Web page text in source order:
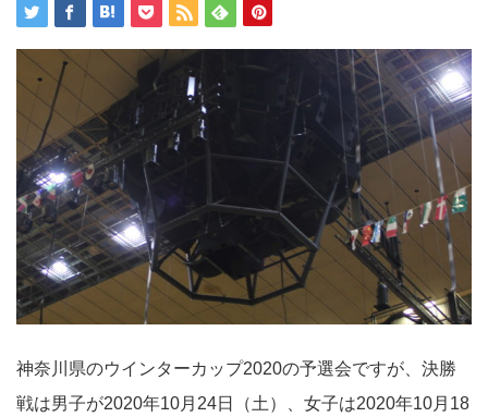
神奈川県のウインターカップ2020の予選会ですが、決勝
戦は男子が2020年10月24日（土）、女子は2020年10月18